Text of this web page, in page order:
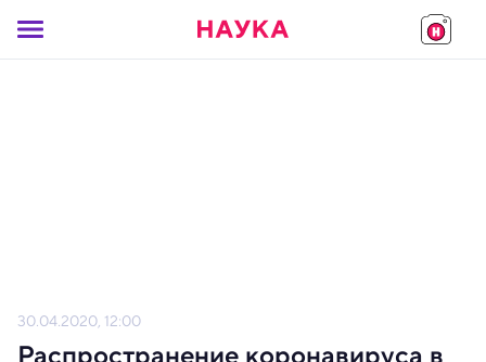
30.04.2020, 12:00